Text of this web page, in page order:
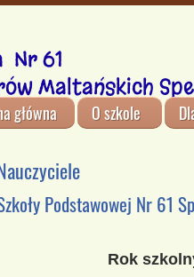
Nr 61
Maltańskich
główna O szkole
Podstawowej Nr 61
Rok